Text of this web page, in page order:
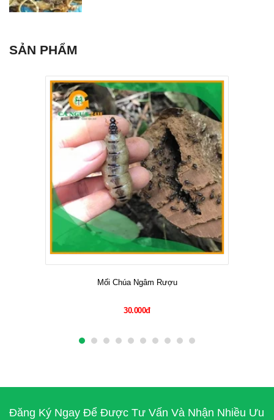
SẢN PHẨM
Mối Chúa Ngâm Rượu
30.000đ
Đăng Ký Ngay Để Được Tư Vấn Và Nhận Nhiều Ưu